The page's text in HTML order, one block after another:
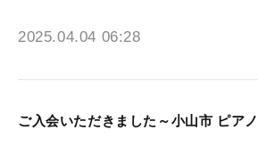
2025.04.04 06:28